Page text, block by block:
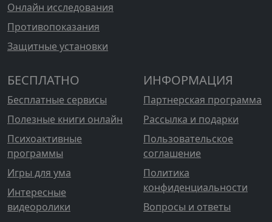
Онлайн исследования
Противопоказания
Защитные установки
БЕСПЛАТНО
Бесплатные сервисы
Полезные книги онлайн
Психоактивные
программы
Игры для ума
Интересные
видеоролики
ИНФОРМАЦИЯ
Партнерская программа
Рассылка и подарки
Пользовательское
соглашение
Политика
конфиденциальности
Вопросы и ответы